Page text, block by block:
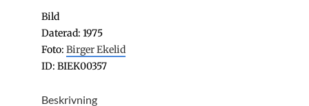
Bild
Daterad: 1975
Foto: Birger Ekelid
ID: BIEK00357
Beskrivning